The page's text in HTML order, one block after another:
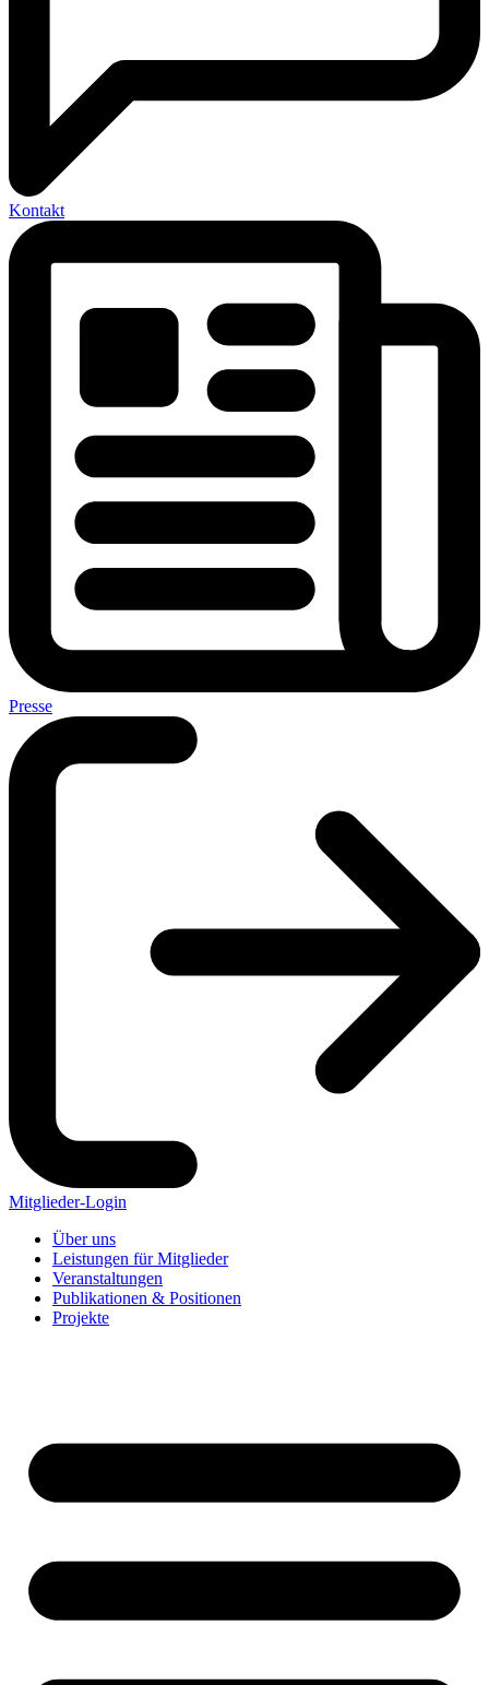
Kontakt
Presse
Mitglieder-Login
Über uns
Leistungen für Mitglieder
Veranstaltungen
Publikationen & Positionen
Projekte